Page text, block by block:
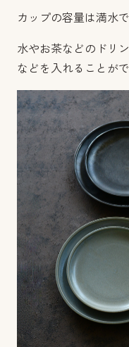
カップの容量は満水
水やお茶などのドリ
などを入れることがで